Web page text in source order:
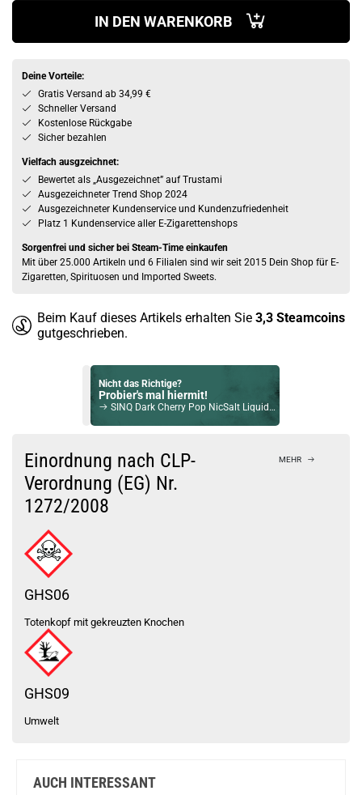
IN DEN WARENKORB
Deine Vorteile:
Gratis Versand ab 34,99 €
Schneller Versand
Kostenlose Rückgabe
Sicher bezahlen
Vielfach ausgzeichnet:
Bewertet als „Ausgezeichnet” auf Trustami
Ausgezeichneter Trend Shop 2024
Ausgezeichneter Kundenservice und Kundenzufriedenheit
Platz 1 Kundenservice aller E-Zigarettenshops
Sorgenfrei und sicher bei Steam-Time einkaufen
Mit über 25.000 Artikeln und 6 Filialen sind wir seit 2015 Dein Shop für E-
Zigaretten, Spirituosen und Imported Sweets.
Beim Kauf dieses Artikels erhalten Sie 3,3 Steamcoins
gutgeschrieben.
Nicht das Richtige?
Probier's mal hiermit!
SINQ Dark Cherry Pop NicSalt Liquid 10ml / 20mg
Check das mal!
Red Lips 10ml Liquid by Vampire Vape 0mg / 10ml
Du willst Kröten sparen?
Schau mal hier!
Einordnung nach CLP-
Verordnung (EG) Nr.
1272/2008
MEHR
GHS06
Totenkopf mit gekreuzten Knochen
GHS09
Umwelt
AUCH INTERESSANT